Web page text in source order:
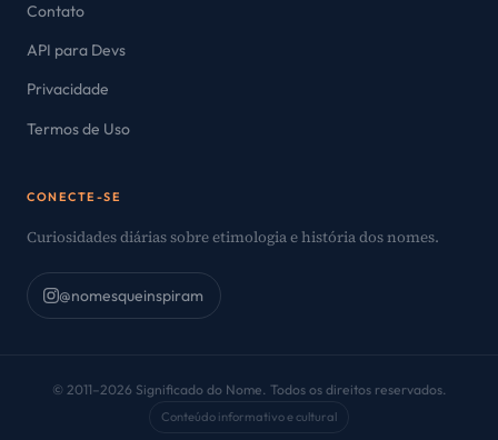
Contato
API para Devs
Privacidade
Termos de Uso
CONECTE-SE
Curiosidades diárias sobre etimologia e história dos nomes.
@nomesqueinspiram
© 2011–2026 Significado do Nome. Todos os direitos reservados.
Conteúdo informativo e cultural